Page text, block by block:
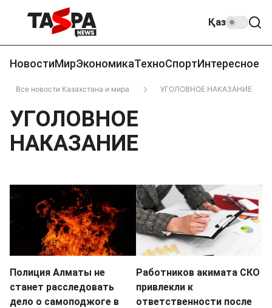
Қаз
НовостиМирЭкономикаТехноСпортИнтересное
Все новости Казахстана и мира УГОЛОВНОЕ НАКАЗАНИЕ
УГОЛОВНОЕ
НАКАЗАНИЕ
Полиция Алматы не
станет расследовать
дело о самоподжоге в
Работников акимата СКО
привлекли к
ответственности после